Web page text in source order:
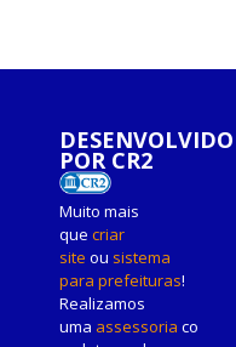
DESENVOLVIDO
POR CR2
Muito mais
que criar
site ou sistema
para prefeituras!
Realizamos
uma assessoria co